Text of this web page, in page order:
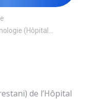
(Hôpital…
de l’Hôpital